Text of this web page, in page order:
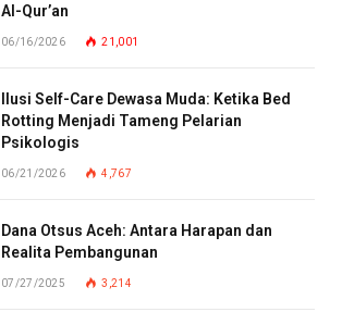
Al-Qur’an
06/16/2026 21,001
Ilusi Self-Care Dewasa Muda: Ketika Bed
Rotting Menjadi Tameng Pelarian
Psikologis
06/21/2026 4,767
Dana Otsus Aceh: Antara Harapan dan
Realita Pembangunan
07/27/2025 3,214